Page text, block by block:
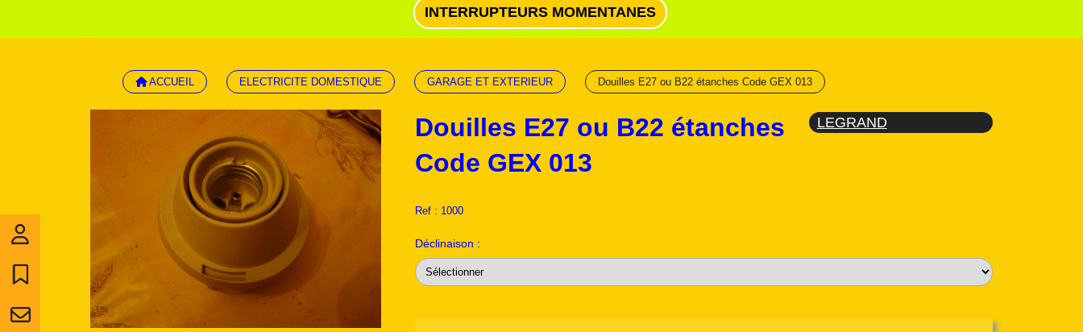
INTERRUPTEURS MOMENTANES
ACCUEIL ELECTRICITE DOMESTIQUE GARAGE ET EXTERIEUR Douilles E27 ou B22 étanches Code GEX 013
Douilles E27 ou B22 étanches
Code GEX 013
LEGRAND
Ref : 1000
Déclinaison :